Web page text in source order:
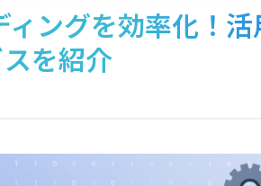
ングを効率化！
を紹介